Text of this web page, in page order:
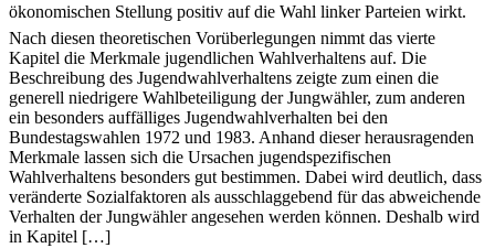
ökonomischen Stellung positiv auf die Wahl linker Parteien wirkt.
Nach diesen theoretischen Vorüberlegungen nimmt das vierte
Kapitel die Merkmale jugendlichen Wahlverhaltens auf. Die
Beschreibung des Jugendwahlverhaltens zeigte zum einen die
generell niedrigere Wahlbeteiligung der Jungwähler, zum anderen
ein besonders auffälliges Jugendwahlverhalten bei den
Bundestagswahlen 1972 und 1983. Anhand dieser herausragenden
Merkmale lassen sich die Ursachen jugendspezifischen
Wahlverhaltens besonders gut bestimmen. Dabei wird deutlich, dass
veränderte Sozialfaktoren als ausschlaggebend für das abweichende
Verhalten der Jungwähler angesehen werden können. Deshalb wird
in Kapitel […]